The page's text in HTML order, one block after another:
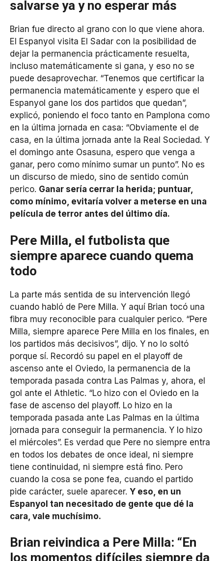
salvarse ya y no esperar más
Brian fue directo al grano con lo que viene ahora.
El Espanyol visita El Sadar con la posibilidad de
dejar la permanencia prácticamente resuelta,
incluso matemáticamente si gana, y eso no se
puede desaprovechar. “Tenemos que certificar la
permanencia matemáticamente y espero que el
Espanyol gane los dos partidos que quedan”,
explicó, poniendo el foco tanto en Pamplona como
en la última jornada en casa: “Obviamente el de
casa, en la última jornada ante la Real Sociedad. Y
el domingo ante Osasuna, espero que venga a
ganar, pero como mínimo sumar un punto”. No es
un discurso de miedo, sino de sentido común
perico. Ganar sería cerrar la herida; puntuar,
como mínimo, evitaría volver a meterse en una
película de terror antes del último día.
Pere Milla, el futbolista que
siempre aparece cuando quema
todo
La parte más sentida de su intervención llegó
cuando habló de Pere Milla. Y aquí Brian tocó una
fibra muy reconocible para cualquier perico. “Pere
Milla, siempre aparece Pere Milla en los finales, en
los partidos más decisivos”, dijo. Y no lo soltó
porque sí. Recordó su papel en el playoff de
ascenso ante el Oviedo, la permanencia de la
temporada pasada contra Las Palmas y, ahora, el
gol ante el Athletic. “Lo hizo con el Oviedo en la
fase de ascenso del playoff. Lo hizo en la
temporada pasada ante Las Palmas en la última
jornada para conseguir la permanencia. Y lo hizo
el miércoles”. Es verdad que Pere no siempre entra
en todos los debates de once ideal, ni siempre
tiene continuidad, ni siempre está fino. Pero
cuando la cosa se pone fea, cuando el partido
pide carácter, suele aparecer. Y eso, en un
Espanyol tan necesitado de gente que dé la
cara, vale muchísimo.
Brian reivindica a Pere Milla: “En
los momentos difíciles siempre da